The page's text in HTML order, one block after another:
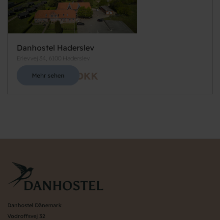
Danhostel Haderslev
Erlevvej 34, 6100 Haderslev
FRA 200,00 DKK
Mehr sehen
Danhostel Dänemark
Vodroffsvej 32